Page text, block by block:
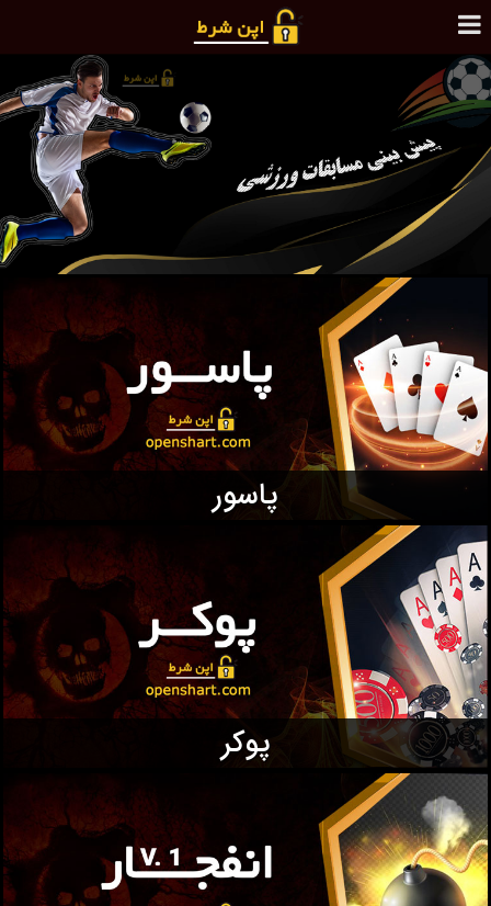
پاسور
پوکر